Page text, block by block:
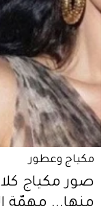
مكياج وعطور
صور مكياج
منها... مهمّة